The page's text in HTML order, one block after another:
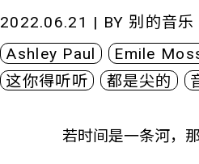
2022.06.21 | BY 别的音乐
Ashley Paul
Emile
这你得听听
都是尖的
若时间是一条河，